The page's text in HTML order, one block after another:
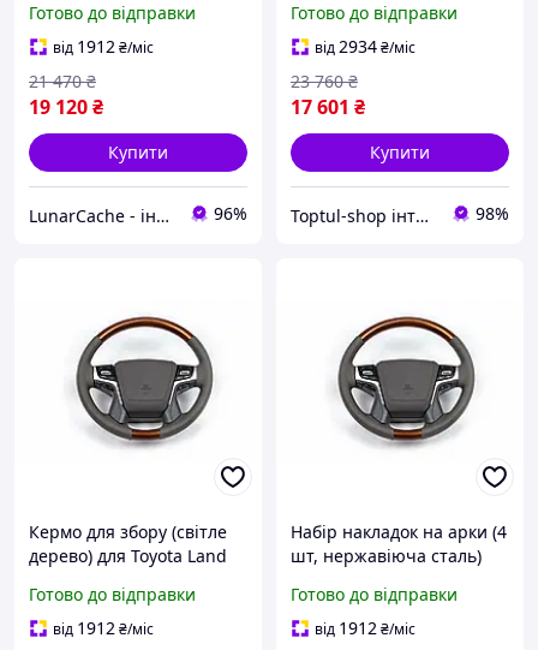
Готово до відправки
від 1912₴/міс
19 120₴
21 470 ₴
Купити
LunarCache - інтернет магазин автотюнінгу та запчастин для побутової техніки 96%
для заміни старого керма
з Airbag SHT55_Q
Готово до відправки
від2934₴/міс
17 601 ₴
23 760 ₴
Купити
Toptul-shop інтернет магазин 98%
Кермо для збору (світле
дерево) для Toyota Land
для збору, Кермо для
Toyota Land Cruiser Prado
Готово до відправки
від 1912₴/міс
Набір накладок на арки (4
шт, нержавіюча сталь)
Готово до відправки
від 1912₴/міс